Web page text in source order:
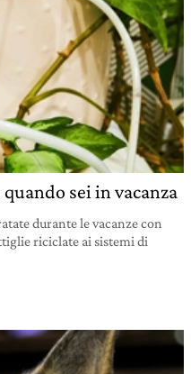
sei in vacanza
durante le vacanze con
riciclate ai sistemi di